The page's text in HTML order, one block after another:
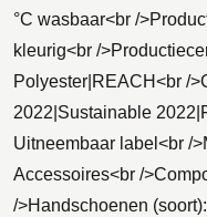
°C wasbaar<br /
kleurig<br /
Polyester|REACH<br /
2022|Sustainable
Uitneembaar label<br /
Accessoires<br /
/>Handschoenen